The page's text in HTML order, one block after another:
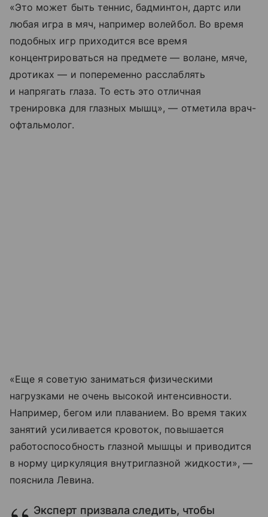
«Это может быть теннис, бадминтон, дартс или
любая игра в мяч, например волейбол. Во время
подобных игр приходится все время
концентрироваться на предмете — волане, мяче,
дротиках — и попеременно расслаблять
и напрягать глаза. То есть это отличная
тренировка для глазных мышц», — отметила врач-
офтальмолог.
«Еще я советую заниматься физическими
нагрузками не очень высокой интенсивности.
Например, бегом или плаванием. Во время таких
занятий усиливается кровоток, повышается
работоспособность глазной мышцы и приводится
в норму циркуляция внутриглазной жидкости», —
пояснила Левина.
Эксперт призвала следить, чтобы